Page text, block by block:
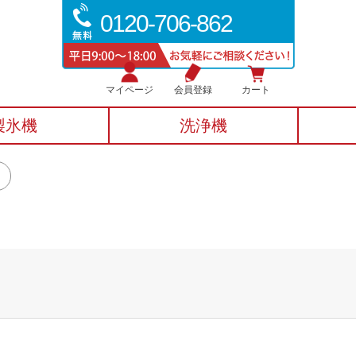
0120-706-862
マイページ 会員登録 カート
氷機 洗浄機